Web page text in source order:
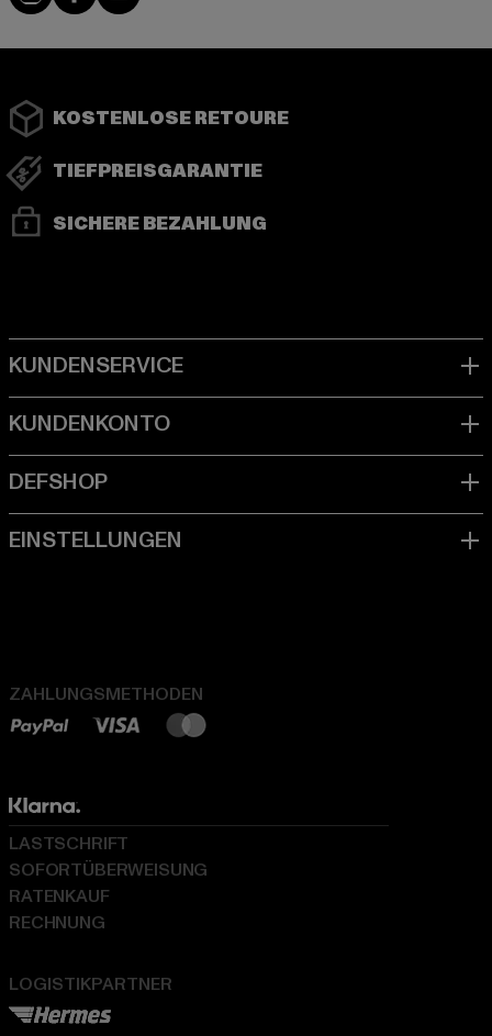
KOSTENLOSE RETOURE
TIEFPREISGARANTIE
SICHERE BEZAHLUNG
ZAHLUNGSMETHODEN
LOGISTIKPARTNER
LASTSCHRIFT
SOFORTÜBERWEISUNG
RATENKAUF
RECHNUNG